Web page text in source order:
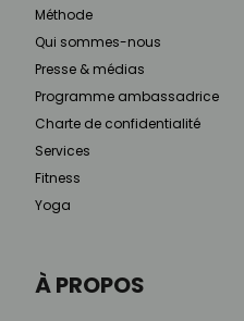
À PROPOS
Méthode
Qui sommes-nous
Presse & médias
Programme ambassadrice
Charte de confidentialité
Services
Fitness
Yoga